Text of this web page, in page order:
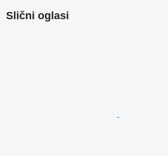
Slični oglasi